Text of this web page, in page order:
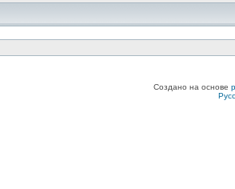
Создано на основе